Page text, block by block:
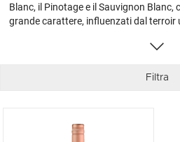
Blanc, il Pinotage e il Sauvignon Blanc,
grande carattere, influenzati dal terroir
prezzi e acquista online la tua bottiglia
Filtra